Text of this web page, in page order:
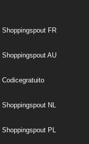
Shoppingspout FR
Shoppingspout AU
Codicegratuito
Shoppingspout NL
Shoppingspout PL